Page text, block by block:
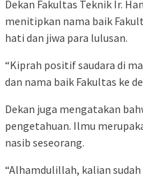
Dekan Fakultas Teknik Ir.
menitipkan nama baik
hati dan jiwa para lulusan.
“Kiprah positif saudara di
dan nama baik Fakultas ke
Dekan juga mengatakan
pengetahuan. Ilmu
nasib seseorang.
“Alhamdulillah, kalian